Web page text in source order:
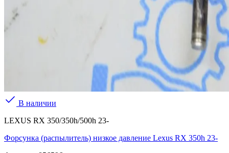
В наличии
LEXUS RX 350/350h/500h 23-
Форсунка (распылитель) низкое давление Lexus RX 350h 23-